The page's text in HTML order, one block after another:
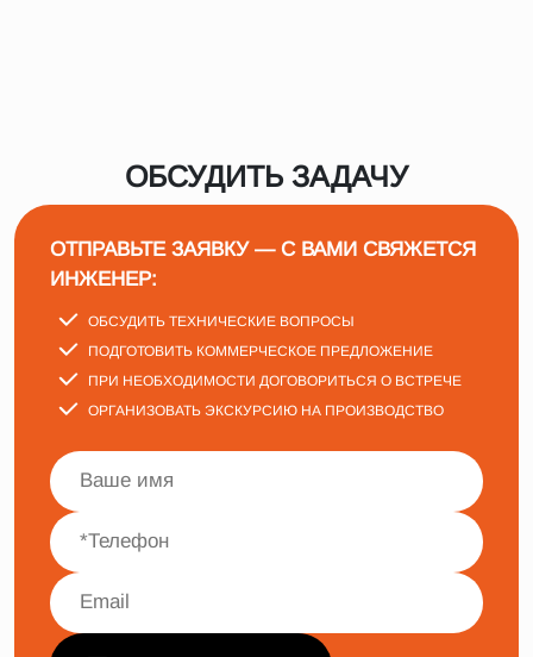
ОБСУДИТЬ ЗАДАЧУ
ОТПРАВЬТЕ ЗАЯВКУ — С ВАМИ СВЯЖЕТСЯ
ИНЖЕНЕР:
ОБСУДИТЬ ТЕХНИЧЕСКИЕ ВОПРОСЫ
ПОДГОТОВИТЬ КОММЕРЧЕСКОЕ ПРЕДЛОЖЕНИЕ
ПРИ НЕОБХОДИМОСТИ ДОГОВОРИТЬСЯ О ВСТРЕЧЕ
ОРГАНИЗОВАТЬ ЭКСКУРСИЮ НА ПРОИЗВОДСТВО